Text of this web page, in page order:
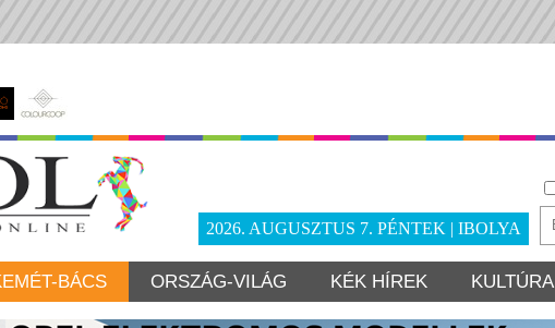
2026. AUGUSZTUS 7. PÉNTEK | IBOLYA
BÁCS ORSZÁG-VILÁG KÉK HÍREK KULTÚRA